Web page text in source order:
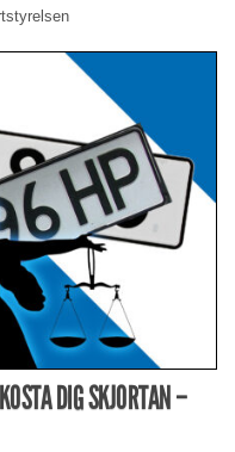
DIG SKJORTAN –